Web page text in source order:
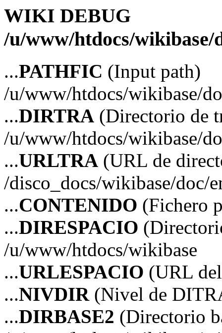
WIKI DEBUG
/u/www/htdocs/wikibase/
...PATHFIC (Input path)
/u/www/htdocs/wikibase/
...DIRTRA (Directorio de
/u/www/htdocs/wikibase/
...URLTRA (URL de
/disco_docs/wikibase/doc/
...CONTENIDO (Fichero
...DIRESPACIO
/u/www/htdocs/wikibase
...URLESPACIO (URL
...NIVDIR(Nivel de
...DIRBASE2 (Directorio